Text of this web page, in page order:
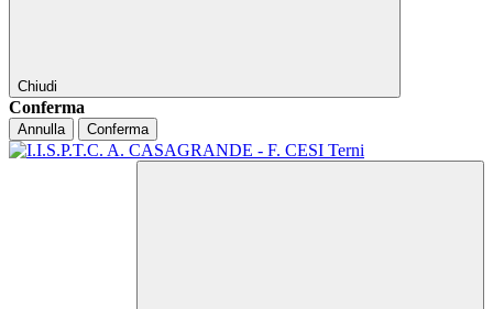
Chiudi
Conferma
Annulla Conferma